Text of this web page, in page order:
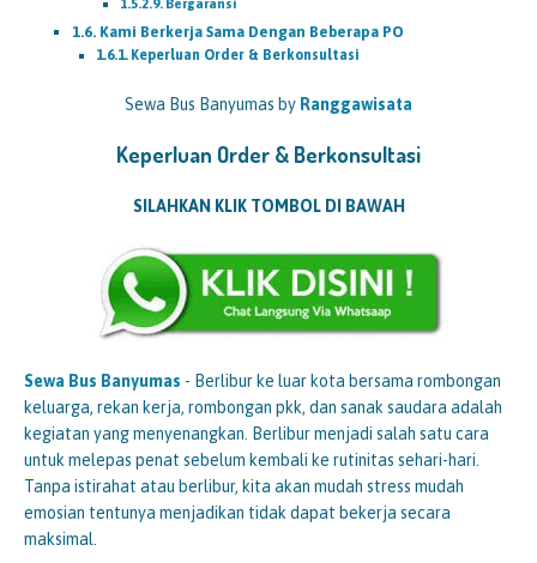
Bergaransi
Kami Berkerja Sama Dengan Beberapa PO
Keperluan Order & Berkonsultasi
Sewa Bus Banyumas by Ranggawisata
Keperluan Order & Berkonsultasi
SILAHKAN KLIK TOMBOL DI BAWAH
Sewa Bus Banyumas - Berlibur ke luar kota bersama rombongan
keluarga, rekan kerja, rombongan pkk, dan sanak saudara adalah
kegiatan yang menyenangkan. Berlibur menjadi salah satu cara
untuk melepas penat sebelum kembali ke rutinitas sehari-hari.
Tanpa istirahat atau berlibur, kita akan mudah stress mudah
emosian tentunya menjadikan tidak dapat bekerja secara
maksimal.